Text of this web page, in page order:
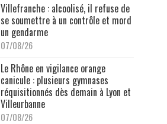
Villefranche : alcoolisé, il refuse de
se soumettre à un contrôle et mord
un gendarme
07/08/26
Le Rhône en vigilance orange
canicule : plusieurs gymnases
réquisitionnés dès demain à Lyon et
Villeurbanne
07/08/26